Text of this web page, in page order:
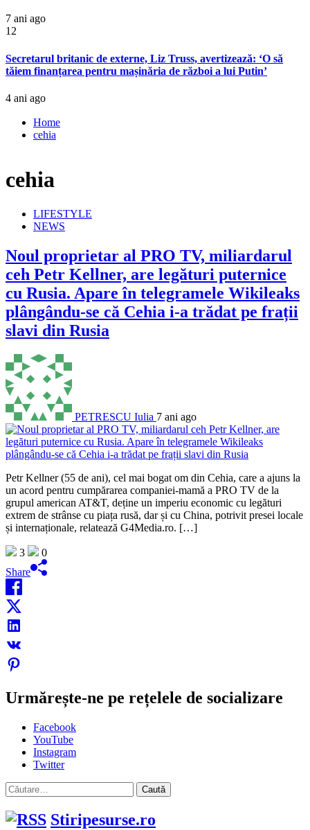
7 ani ago
12
Secretarul britanic de externe, Liz Truss, avertizează: ‘O să
tăiem finanțarea pentru mașinăria de război a lui Putin’
4 ani ago
Home
cehia
cehia
LIFESTYLE
NEWS
Noul proprietar al PRO TV, miliardarul
ceh Petr Kellner, are legături puternice
cu Rusia. Apare în telegramele Wikileaks
plângându-se că Cehia i-a trădat pe frații
slavi din Rusia
PETRESCU Iulia 7 ani ago
Petr Kellner (55 de ani), cel mai bogat om din Cehia, care a ajuns la
un acord pentru cumpărarea companiei-mamă a PRO TV de la
grupul american AT&T, deține un imperiu economic cu legături
extrem de strânse cu piața rusă, dar și cu China, potrivit presei locale
și internaționale, relatează G4Media.ro. […]
3
0
Share
Urmărește-ne pe rețelele de socializare
Facebook
YouTube
Instagram
Twitter
Caută
după:
Stiripesurse.ro